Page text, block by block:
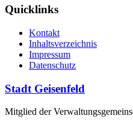
Quicklinks
Kontakt
Inhaltsverzeichnis
Impressum
Datenschutz
Stadt Geisenfeld
Mitglied der